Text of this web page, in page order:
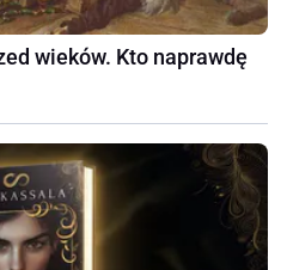
wieków. Kto naprawdę